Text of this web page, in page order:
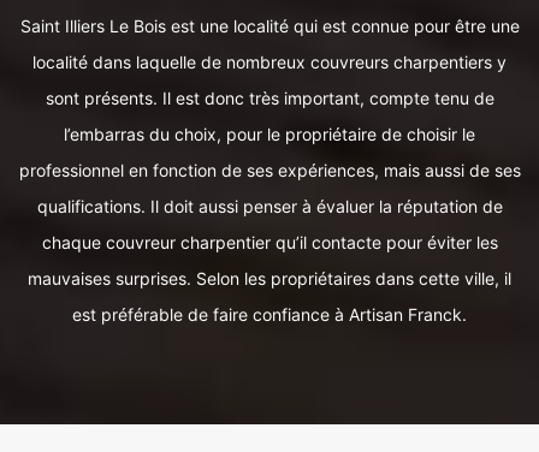
Saint Illiers Le Bois est une localité qui est connue pour être une
localité dans laquelle de nombreux couvreurs charpentiers y
sont présents. Il est donc très important, compte tenu de
l’embarras du choix, pour le propriétaire de choisir le
professionnel en fonction de ses expériences, mais aussi de ses
qualifications. Il doit aussi penser à évaluer la réputation de
chaque couvreur charpentier qu’il contacte pour éviter les
mauvaises surprises. Selon les propriétaires dans cette ville, il
est préférable de faire confiance à Artisan Franck.